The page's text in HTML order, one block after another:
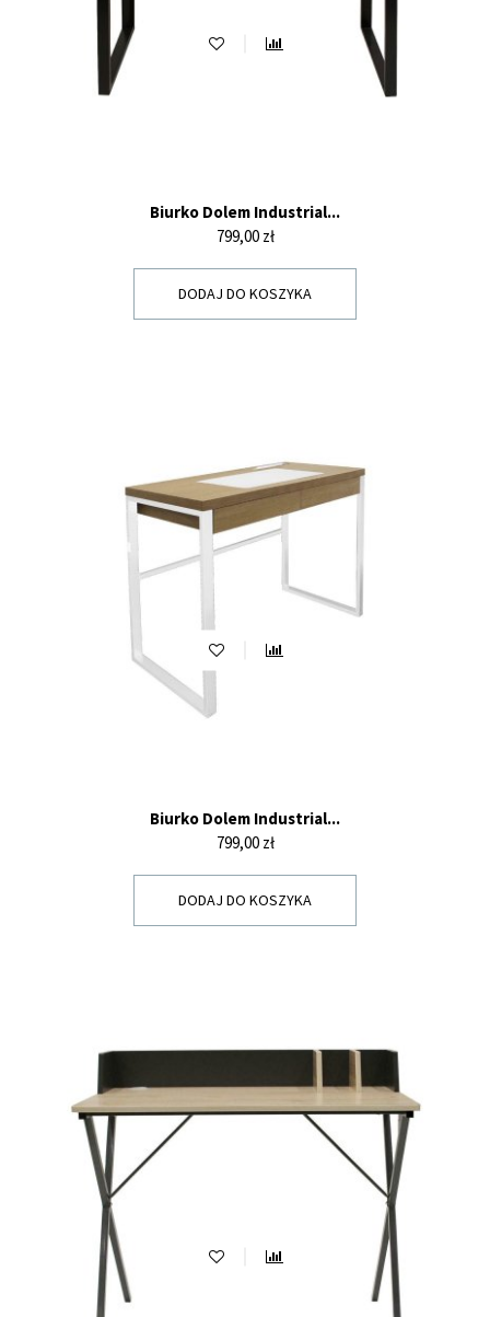
Biurko Dolem Industrial...
Cena
799,00 zł
DODAJ DO KOSZYKA
Biurko Dolem Industrial...
Cena
799,00 zł
DODAJ DO KOSZYKA